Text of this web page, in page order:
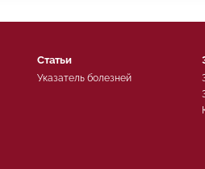
Статьи
Указатель болезней